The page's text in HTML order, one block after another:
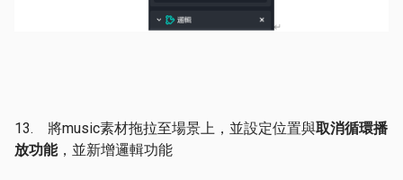
13. 將music素材拖拉至場景上，並設定位置與取消循環播
放功能，並新增邏輯功能